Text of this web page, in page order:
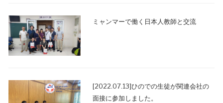
ミャンマーで働く日本人教師と交流
[2022.07.13]ひのでの生徒が関連会社の
面接に参加しました。